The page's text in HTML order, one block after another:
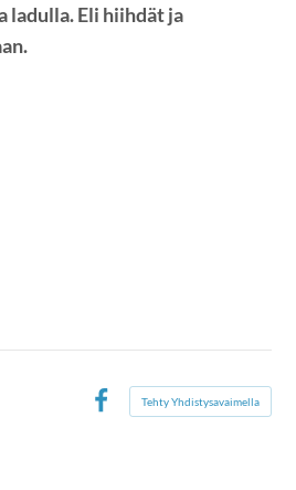
ladulla. Eli hiihdät ja
Facebook
Tehty Yhdistysavaimella